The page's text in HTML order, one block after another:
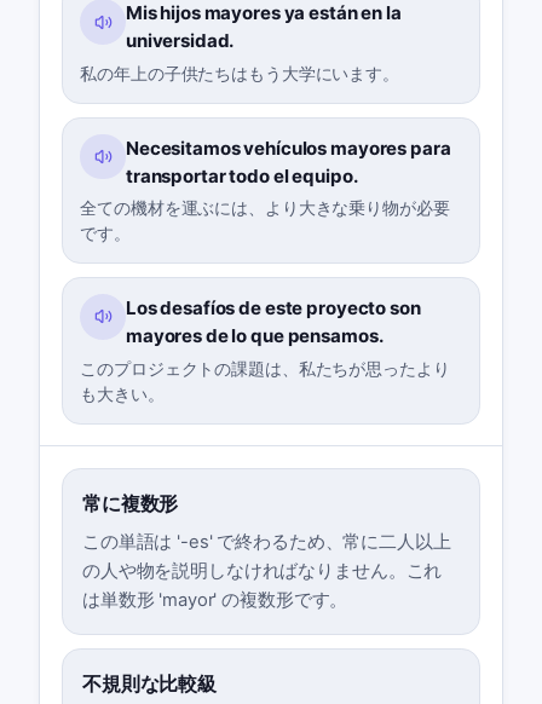
Mis hijos mayores ya están en la
universidad.
私の年上の子供たちはもう大学にいます。
Necesitamos vehículos mayores para
transportar todo el equipo.
全ての機材を運ぶには、より大きな乗り物が必要
です。
Los desafíos de este proyecto son
mayores de lo que pensamos.
このプロジェクトの課題は、私たちが思ったより
も大きい。
常に複数形
この単語は '-es' で終わるため、常に二人以上
の人や物を説明しなければなりません。これ
は単数形 'mayor' の複数形です。
不規則な比較級